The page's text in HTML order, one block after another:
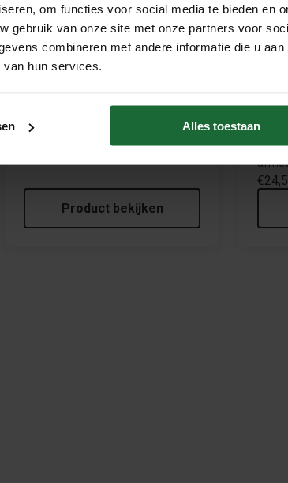
om functies voor social media te bieden en
gebruik van onze site met onze partners voor
combineren met andere informatie die u aan
hun services.
Alles toestaan
Kurk Prikbord – Koe / Kalf – 60 x 90
€59,95
Product bekijken
Kurk